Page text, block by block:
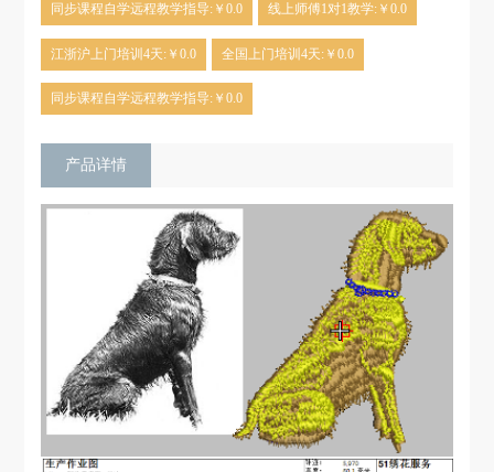
同步课程自学远程教学指导:￥0.0 线上师傅1对1教学:￥0.0
江浙沪上门培训4天:￥0.0 全国上门培训4天:￥0.0
同步课程自学远程教学指导:￥0.0
产品详情